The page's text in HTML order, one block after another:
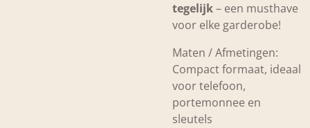
tegelijk– een musthave
voor elke garderobe!
Maten / Afmetingen:
Compact formaat, ideaal
voor telefoon,
portemonnee en
sleutels